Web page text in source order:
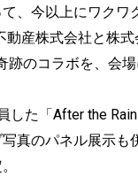
、今以上にワク
動産株式会社と株
跡のコラボを、会
た「After the
真のパネル展示